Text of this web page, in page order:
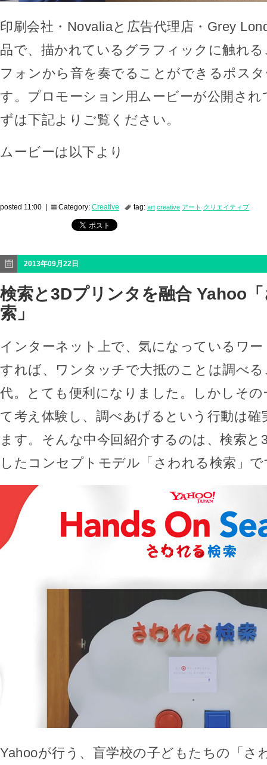
印刷会社・Novaliaと広告代理店・Grey
品で、描かれているグラフィックに触れ
フォンから音を奏でることができるポス
す。プロモーション用ムービーが公開さ
ずは下記よりご覧ください。
ムービーは以下より
posted 11:00 | Category: Creative tag: art creative アート クリエイティブ
2013年09月22日
検索と3Dプリンタを融合 Yahoo
索」
インターネット上で、気になっているワ
すれば、ワンタッチで大抵のことは調べ
代。とても便利になりました。しかしそ
て考え体験し、調べあげるという行動は確
ます。そんな中今回紹介するのは、検索
したコンセプトモデル「さわれる検索」で
Yahooが行う、盲学校の子どもたちの「さ